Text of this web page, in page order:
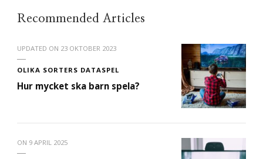
Recommended Articles
UPDATED ON 23 OKTOBER 2023
OLIKA SORTERS DATASPEL
Hur mycket ska barn spela?
ON 9 APRIL 2025